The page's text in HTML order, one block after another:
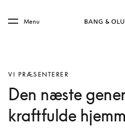
Skip to main footer
Menu
VI PRÆSENTERER
Den næste
kraftfulde